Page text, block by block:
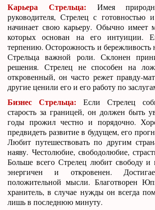
Карьера Стрельца: Имея
руководителя, Стрелец с готовностью
начинает свою карьеру. Обычно имеет
которых основан на его интуиции.
терпению. Осторожность и
Стрельца важной роли. Склонен
решения. Стрелец не способен на
откровенный, он часто режет правду-
другие ценили его и его работу по
Бизнес Стрельца: Если Стрелец
старость за границей, он должен быть
годы прожил честно и порядочно.
предвидеть развитие в будущем, его
Любит путешествовать по другим
наяву. Честолюбие, свободолюбие,
Больше всего Стрелец любит свободу и
энергичен и откровенен.
положительной мысли. Благотворен
хранитель, в случае нужды он всегда
лишь в последнюю минуту.